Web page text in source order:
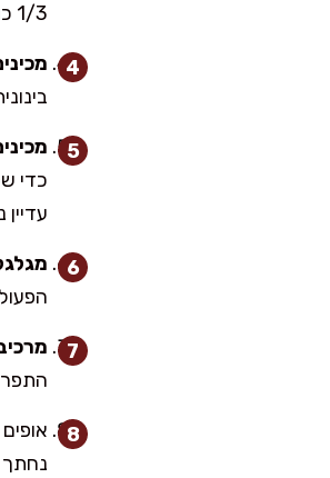
1/3 כוס מים ומבשלים 8–10 דק׳ עד שהנוזלים מצטמצמים ונוצר מילוי עסיסי ולא רטוב מדי. זה הסוד לגלילות שלא נפתחות.
התפר